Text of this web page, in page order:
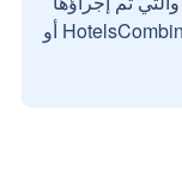
بواسطة مستخدمين حقيقيين مع HotelsCombined أو